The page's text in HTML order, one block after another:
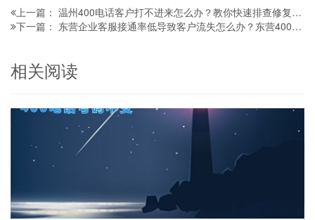
上一篇： 温州400电话客户打不进来怎么办？教你快速排查修复，避免漏接客户白白丢订单
下一篇： 东营企业客服接通率低导致客户流失怎么办？东营400电话解决企业客服接通率低客户流失问题
相关阅读